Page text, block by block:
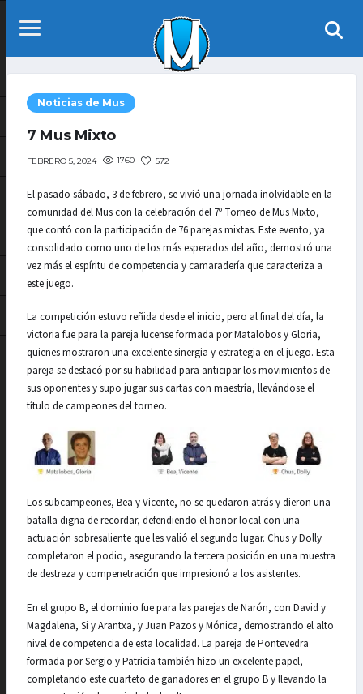
Noticias de Mus
7 Mus Mixto
FEBRERO 5, 2024 1760 572
El pasado sábado, 3 de febrero, se vivió una jornada inolvidable en la
comunidad del Mus con la celebración del 7º Torneo de Mus Mixto,
que contó con la participación de 76 parejas mixtas. Este evento, ya
consolidado como uno de los más esperados del año, demostró una
vez más el espíritu de competencia y camaradería que caracteriza a
este juego.
La competición estuvo reñida desde el inicio, pero al final del día, la
victoria fue para la pareja lucense formada por Matalobos y Gloria,
quienes mostraron una excelente sinergia y estrategia en el juego. Esta
pareja se destacó por su habilidad para anticipar los movimientos de
sus oponentes y supo jugar sus cartas con maestría, llevándose el
título de campeones del torneo.
Los subcampeones, Bea y Vicente, no se quedaron atrás y dieron una
batalla digna de recordar, defendiendo el honor local con una
actuación sobresaliente que les valió el segundo lugar. Chus y Dolly
completaron el podio, asegurando la tercera posición en una muestra
de destreza y compenetración que impresionó a los asistentes.
En el grupo B, el dominio fue para las parejas de Narón, con David y
Magdalena, Si y Arantxa, y Juan Pazos y Mónica, demostrando el alto
nivel de competencia de esta localidad. La pareja de Pontevedra
formada por Sergio y Patricia también hizo un excelente papel,
completando este cuarteto de ganadores en el grupo B y llevando la